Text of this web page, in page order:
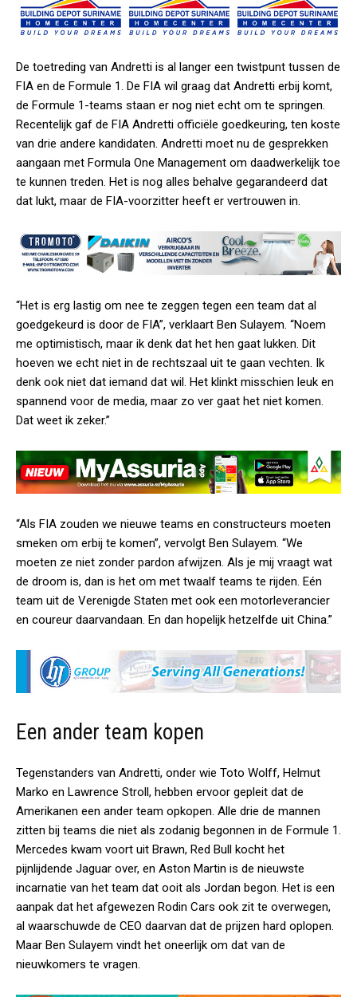
De toetreding van Andretti is al langer een twistpunt tussen de
FIA en de Formule 1. De FIA wil graag dat Andretti erbij komt,
de Formule 1-teams staan er nog niet echt om te springen.
Recentelijk gaf de FIA Andretti officiële goedkeuring, ten koste
van drie andere kandidaten. Andretti moet nu de gesprekken
aangaan met Formula One Management om daadwerkelijk toe
te kunnen treden. Het is nog alles behalve gegarandeerd dat
dat lukt, maar de FIA-voorzitter heeft er vertrouwen in.
“Het is erg lastig om nee te zeggen tegen een team dat al
goedgekeurd is door de FIA”, verklaart Ben Sulayem. “Noem
me optimistisch, maar ik denk dat het hen gaat lukken. Dit
hoeven we echt niet in de rechtszaal uit te gaan vechten. Ik
denk ook niet dat iemand dat wil. Het klinkt misschien leuk en
spannend voor de media, maar zo ver gaat het niet komen.
Dat weet ik zeker.”
“Als FIA zouden we nieuwe teams en constructeurs moeten
smeken om erbij te komen”, vervolgt Ben Sulayem. “We
moeten ze niet zonder pardon afwijzen. Als je mij vraagt wat
de droom is, dan is het om met twaalf teams te rijden. Eén
team uit de Verenigde Staten met ook een motorleverancier
en coureur daarvandaan. En dan hopelijk hetzelfde uit China.”
Een ander team kopen
Tegenstanders van Andretti, onder wie Toto Wolff, Helmut
Marko en Lawrence Stroll, hebben ervoor gepleit dat de
Amerikanen een ander team opkopen. Alle drie de mannen
zitten bij teams die niet als zodanig begonnen in de Formule 1.
Mercedes kwam voort uit Brawn, Red Bull kocht het
pijnlijdende Jaguar over, en Aston Martin is de nieuwste
incarnatie van het team dat ooit als Jordan begon. Het is een
aanpak dat het afgewezen Rodin Cars ook zit te overwegen,
al waarschuwde de CEO daarvan dat de prijzen hard oplopen.
Maar Ben Sulayem vindt het oneerlijk om dat van de
nieuwkomers te vragen.